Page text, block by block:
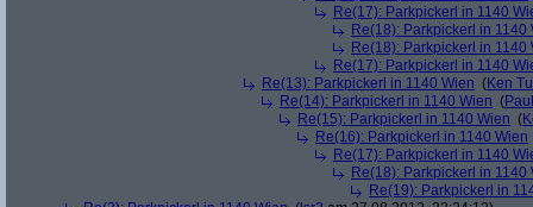
Re(17): Parkpickerl in 1140
Re(18): Parkpickerl in 1140
Re(18): Parkpickerl in 1140
Re(17): Parkpickerl in 1140
Re(13): Parkpickerl in 1140 Wien (Ken
Re(14): Parkpickerl in 1140 Wien (
Re(15): Parkpickerl in 1140 Wien (
Re(16): Parkpickerl in 1140 Wien
Re(17): Parkpickerl in 1140
Re(18): Parkpickerl in 1140
Re(19): Parkpickerl in